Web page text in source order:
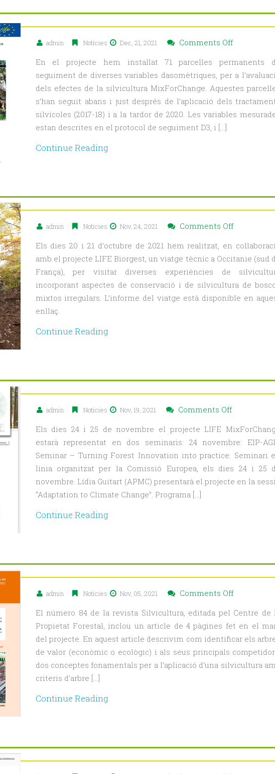
admin Notícies Dec, 21, 2021 Comments Offon
amb
les
del
seguiment
En el projecte hem instal·lat 71 parcel·les permanents
seguiment de diverses variables dasomètriques, per a
dels efectes de la silvicultura MixForChange. Aquestes
s’han seguit abans i just després de l’aplicació dels
silvícoles (2017-18) i a la tardor de 2020. Les variables
estan descrites en el protocol de seguiment D3, i […]
Continue Reading
admin Notícies Nov, 24, 2021 Comments Offon
tècnic
del
viatge
combinat
LIFE
Els dies 20 i 21 d’octubre de 2021 hem realitzat, en
amb el projecte LIFE Biorgest, un viatge tècnic a Occitanie (sud
França), per visitar diverses experiències de
incorporant aspectes de conservació i de silvicultura de
mixtos irregulars. L’informe del viatge està disponible en
enllaç.
Continue Reading
admin Notícies Nov, 19, 2021 Comments Offon
del
en
dos
seminaris
Els dies 24 i 25 de novembre el projecte LIFE
estarà representat en dos seminaris: 24 novembre: EIP-
Seminar – Turning Forest Innovation into practice. Seminari
línia organitzat per la Comissió Europea, els dies 24 i 25
novembre. Lídia Guitart (APMC) presentarà el projecte en la
“Adaptation to Climate Change”. Programa […]
Continue Reading
admin Notícies Nov, 05, 2021 Comments Offon
sobre
gestió
forestal
amb
criteris
El número 84 de la revista Silvicultura, editada pel Centre de
Propietat Forestal, inclou un article de 4 pàgines fet en el
del projecte. En aquest article descrivim com identificar els
de valor (econòmic o ecològic) i als seus principals
dos conceptes fonamentals per a l’aplicació d’una silvicultura
criteris d’arbre […]
Continue Reading